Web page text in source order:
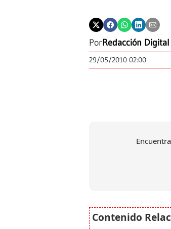
PorRedacción
29/05/2010 02:00